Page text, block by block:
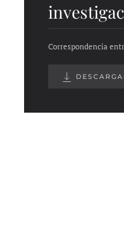
Correspondencia